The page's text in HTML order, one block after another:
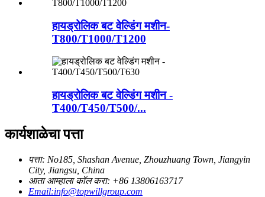
हायड्रोलिक बट वेल्डिंग मशीन-
T800/T1000/T1200
हायड्रोलिक बट वेल्डिंग मशीन -
T400/T450/T500/...
कार्यशाळेचा पत्ता
पत्ता: No185, Shashan Avenue, Zhouzhuang Town, Jiangyin
City, Jiangsu, China
आता आम्हाला कॉल करा: +86 13806163717
Email:info@topwillgroup.com